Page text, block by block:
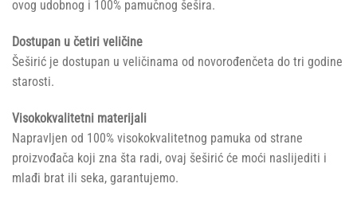
ovog udobnog i 100% pamučnog šešira.
Dostupan u četiri veličine
Šeširić je dostupan u veličinama od novorođenčeta do tri godine
starosti.
Visokokvalitetni materijali
Napravljen od 100% visokokvalitetnog pamuka od strane
proizvođača koji zna šta radi, ovaj šeširić će moći naslijediti i
mlađi brat ili seka, garantujemo.